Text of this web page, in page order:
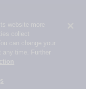
website more
collect
can change your
any time. Further